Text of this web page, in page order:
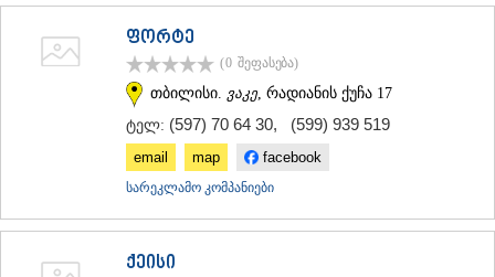
ფორტე
(0 შეფასება)
თბილისი. ვაკე , რადიანის ქუჩა 17
ტელ: (597) 70 64 30, (599) 939 519
email map facebook
სარეკლამო კომპანიები
ქეისი